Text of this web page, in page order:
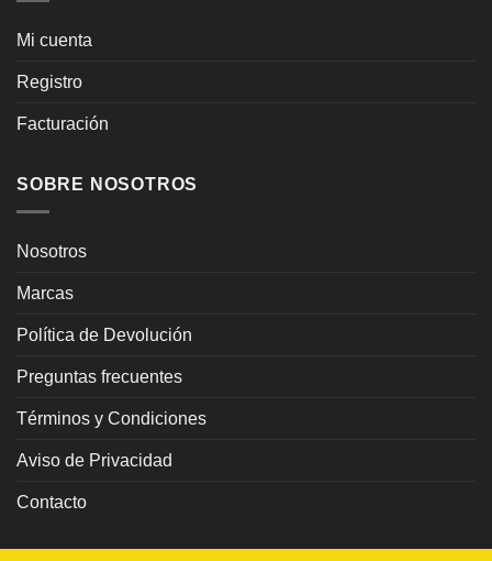
Mi cuenta
Registro
Facturación
SOBRE NOSOTROS
Nosotros
Marcas
Política de Devolución
Preguntas frecuentes
Términos y Condiciones
Aviso de Privacidad
Contacto